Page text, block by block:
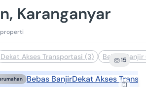
Karanganyar
Dekat Akses Transportasi (3) Bebas Banjir
15
Bebas BanjirDekat Akses